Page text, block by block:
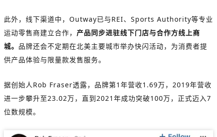
此外，线下渠道中，Outway已与REI、Sports Authority等专业
运动零售商建立合作， 产品同步进驻线下门店与合作方线上商
城。 品牌还会不定期在北美主要城市举办快闪活动，为消费者提
供产品体验与限量款发售服务。
据创始人Rob Fraser透露，品牌第1年营收1.69万，2019年营收
进一步攀升至23.02万，直到2021年成功突破100万，正式迈入7
位数规模。